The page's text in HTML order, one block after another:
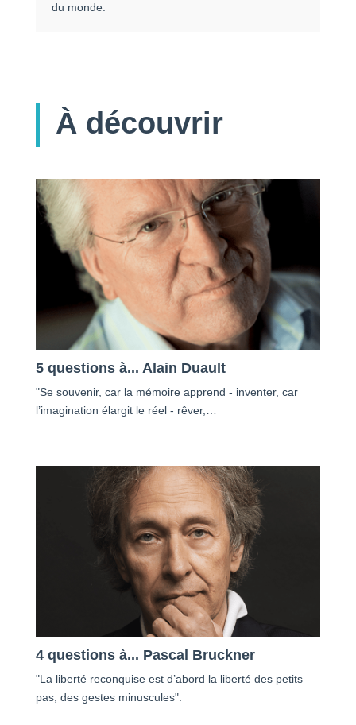
du monde.
À découvrir
5 questions à... Alain Duault
"Se souvenir, car la mémoire apprend - inventer, car
l’imagination élargit le réel - rêver,…
4 questions à... Pascal Bruckner
"La liberté reconquise est d’abord la liberté des petits
pas, des gestes minuscules".